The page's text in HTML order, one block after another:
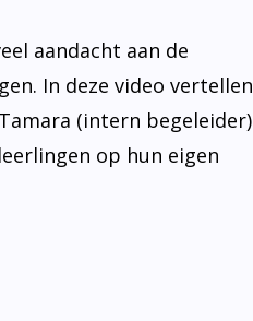
aandacht aan de
In deze video vertellen
(intern begeleider)
op hun eigen